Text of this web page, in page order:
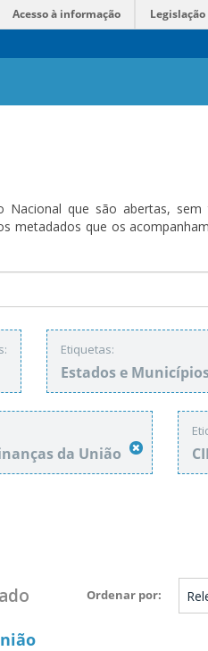
Acesso à informação Legislação
Nacional que são abertas,
metadados que os
Etiquetas:
Estados e
da União
Ordenar por